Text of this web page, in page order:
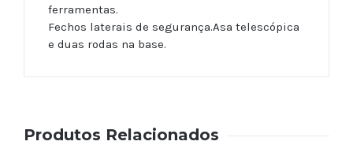
ferramentas.
Fechos laterais de segurança.Asa telescópica
e duas rodas na base.
Produtos Relacionados